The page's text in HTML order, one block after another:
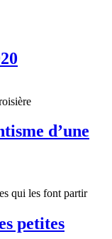
d’une
petites